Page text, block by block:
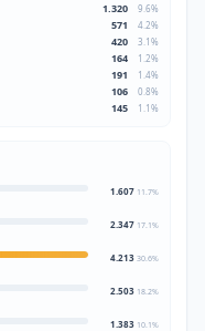
1.320 9.6%
571 4.2%
420 3.1%
164 1.2%
191 1.4%
106 0.8%
145 1.1%
1.607 11.7%
2.347 17.1%
4.213 30.6%
2.503 18.2%
1.383 10.1%